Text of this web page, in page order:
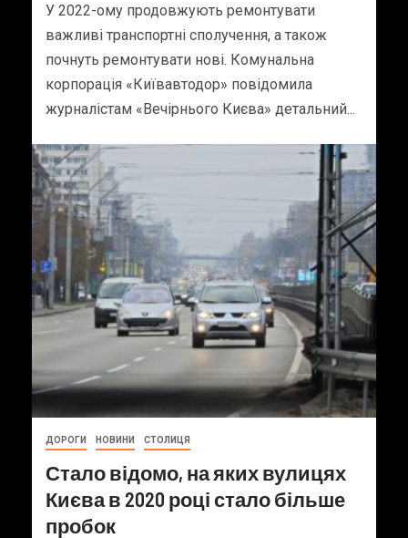
У 2022-ому продовжують ремонтувати
важливі транспортні сполучення, а також
почнуть ремонтувати нові. Комунальна
корпорація «Київавтодор» повідомила
журналістам «Вечірнього Києва» детальний...
ДОРОГИ НОВИНИ СТОЛИЦЯ
Стало відомо, на яких вулицях
Києва в 2020 році стало більше
пробок